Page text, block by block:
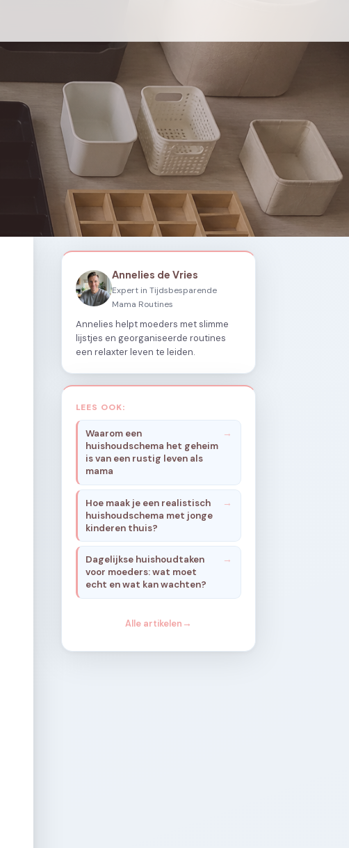
Annelies de Vries
Expert in Tijdsbesparende
Mama Routines
Annelies helpt moeders met slimme
lijstjes en georganiseerde routines
een relaxter leven te leiden.
LEES OOK:
Waarom een
huishoudschema het geheim
is van een rustig leven als
mama
Hoe maak je een realistisch
huishoudschema met jonge
kinderen thuis?
Dagelijkse huishoudtaken
voor moeders: wat moet
echt en wat kan wachten?
Alle artikelen